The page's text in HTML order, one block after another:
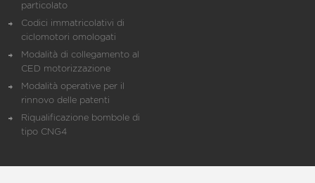
particolato
Codici immatricolativi di
ciclomotori omologati
Modalità di collegamento al
CED motorizzazione
Modalità operative per il
rinnovo delle patenti
Riqualificazione bombole di
tipo CNG4